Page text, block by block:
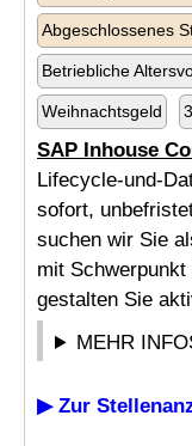
Abgeschlossenes
Betriebliche
Weihnachtsgeld
SAP Inhouse
Lifecycle-und-
sofort,
suchen wir Sie
mit
gestalten Sie
MEHR
▶ Zur